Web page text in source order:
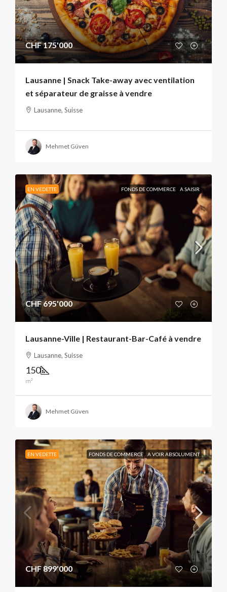
CHF 175'000
Lausanne | Snack Take-away avec ventilation
et séparateur de graisse à vendre
Lausanne, Suisse
Mehmet Güven
EN VEDETTE FONDS DE COMMERCE A SAISIR
CHF 695'000
Lausanne-Ville | Restaurant-Bar-Café à vendre
Lausanne, Suisse
150
m²
Mehmet Güven
EN VEDETTE FONDS DE COMMERCE A VOIR ABSOLUMENT
CHF 899'000